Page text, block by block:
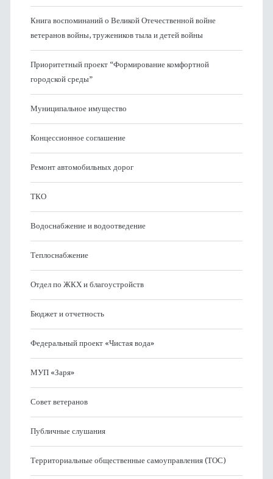
Книга воспоминаний о Великой Отечественной войне
ветеранов войны, тружеников тыла и детей войны
Приоритетный проект “Формирование комфортной
городской среды”
Муниципальное имущество
Концессионное соглашение
Ремонт автомобильных дорог
ТКО
Водоснабжение и водоотведение
Теплоснабжение
Отдел по ЖКХ и благоустройств
Бюджет и отчетность
Федеральный проект «Чистая вода»
МУП «Заря»
Совет ветеранов
Публичные слушания
Территориальные общественные самоуправления (ТОС)